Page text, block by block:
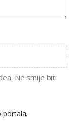
Ne smije biti
portala.